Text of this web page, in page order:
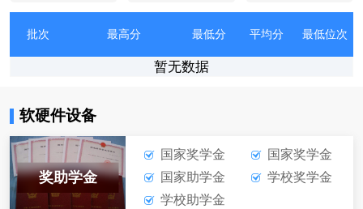
批次 最高分 最低分 平均分 最低位次
暂无数据
软硬件设备
奖助学金
国家奖学金
国家奖学金
国家助学金
学校奖学金
学校助学金